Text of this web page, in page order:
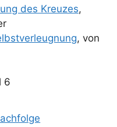
des Kreuzes,
, von
6